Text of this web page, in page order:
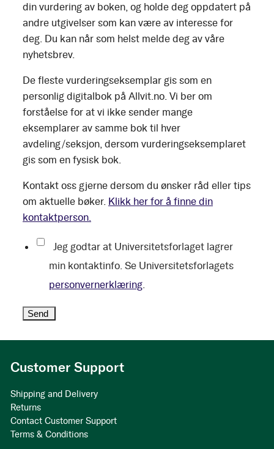
din vurdering av boken, og holde deg oppdatert på
andre utgivelser som kan være av interesse for
deg. Du kan når som helst melde deg av våre
nyhetsbrev.
De fleste vurderingseksemplar gis som en
personlig digitalbok på Allvit.no. Vi ber om
forståelse for at vi ikke sender mange
eksemplarer av samme bok til hver
avdeling/seksjon, dersom vurderingseksemplaret
gis som en fysisk bok.
Kontakt oss gjerne dersom du ønsker råd eller tips
om aktuelle bøker. Klikk her for å finne din
kontaktperson.
Jeg godtar at Universitetsforlaget lagrer
min kontaktinfo. Se Universitetsforlagets
personvernerklæring
Customer Support
Shipping and Delivery
Returns
Contact Customer Support
Terms & Conditions